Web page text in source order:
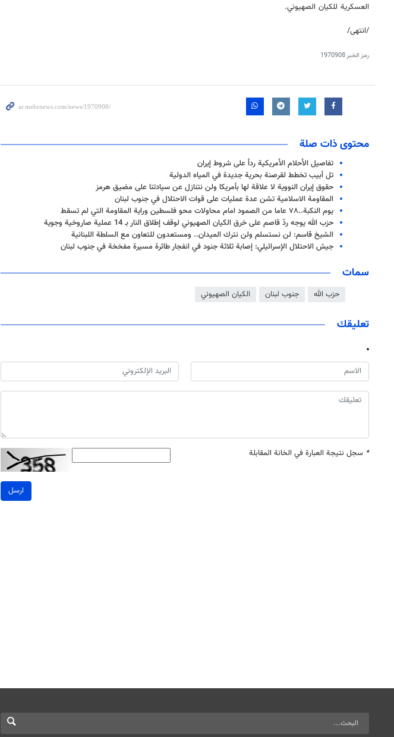
العسكرية للكيان الصهيوني.
/انتهى/
رمز الخبر1970908
محتوى ذات صلة
تفاصيل الأحلام الأمريكية رداً على شروط إيران
تل أبيب تخطط لقرصنة بحرية جديدة في المياه الدولية
حقوق إيران النووية لا علاقة لها بأمريكا ولن نتنازل عن سيادتنا على مضيق هرمز
المقاومة الاسلامية تشن عدة عمليات على قوات الاحتلال في جنوب لبنان
يوم النكبة..٧٨ عاما من الصمود امام محاولات محو فلسطين وراية المقاومة التي لم تسقط
حزب الله يوجه ردّ قاصم على خرق الكيان الصهيوني لوقف إطلاق النار بـ 14 عملية صاروخية وجوية
الشيخ قاسم: لن نستسلم ولن نترك الميدان.. ومستعدون للتعاون مع السلطة اللبنانية
جيش الاحتلال الإسرائيلي: إصابة ثلاثة جنود في انفجار طائرة مسيرة مفخخة في جنوب لبنان
سمات
حزب الله جنوب لبنان الكيان الصهيوني
تعليقك
* سجل نتيجة العبارة في الخانة المقابلة
ارسل